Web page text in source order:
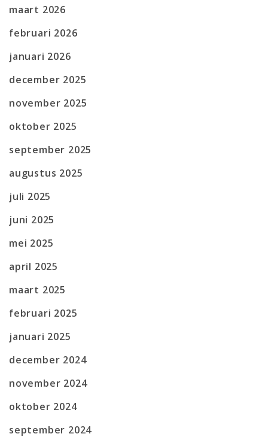
maart 2026
februari 2026
januari 2026
december 2025
november 2025
oktober 2025
september 2025
augustus 2025
juli 2025
juni 2025
mei 2025
april 2025
maart 2025
februari 2025
januari 2025
december 2024
november 2024
oktober 2024
september 2024